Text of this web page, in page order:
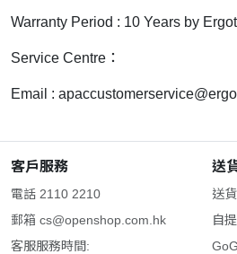
Warranty Period : 10 Years by
Service Centre：
Email :
客戶服務
電話 2110 2210
郵箱 cs@openshop.com.hk
客服服務時間:
送
送
自